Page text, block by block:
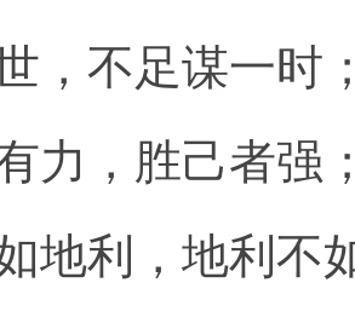
，不足谋一时
力，胜己者强
地利，地利不